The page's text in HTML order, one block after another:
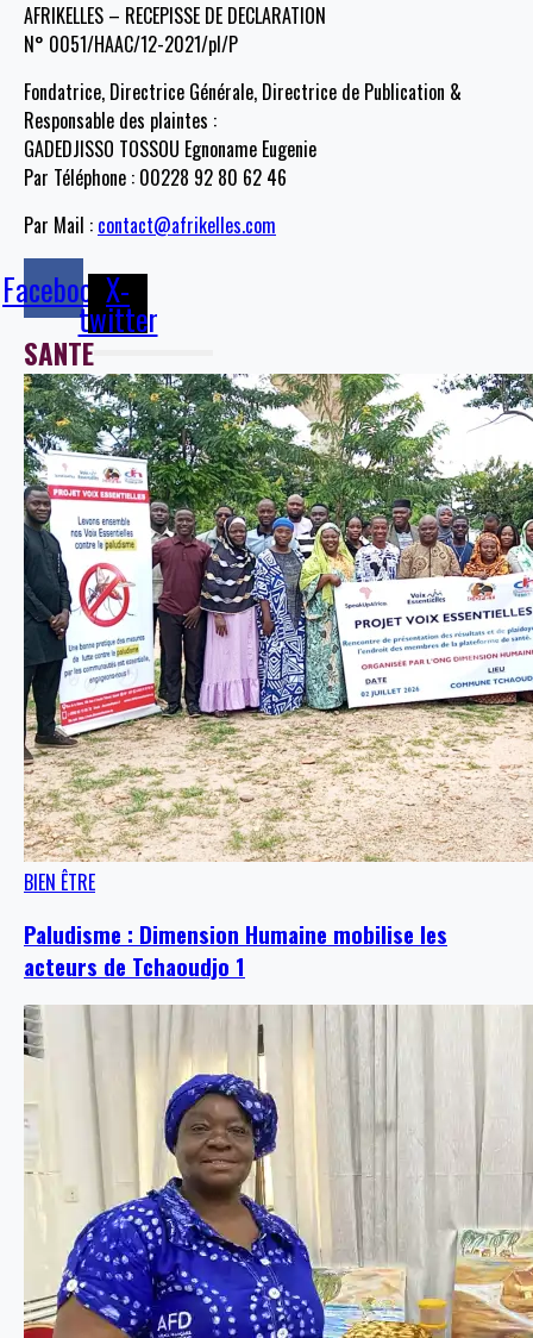
AFRIKELLES – RECEPISSE DE DECLARATION
N° 0051/HAAC/12-2021/pl/P
Fondatrice, Directrice Générale, Directrice de Publication &
Responsable des plaintes :
GADEDJISSO TOSSOU Egnoname Eugenie
Par Téléphone : 00228 92 80 62 46
Par Mail : contact@afrikelles.com
FacebookX-
twitter
SANTE
BIEN ÊTRE
Paludisme : Dimension Humaine mobilise les
acteurs de Tchaoudjo 1